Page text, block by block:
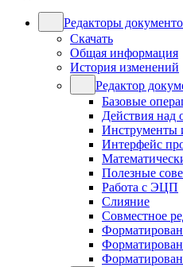
Редакторы
Скачать
Общая информация
История изменений
Редактор
Базовые
Действия над
Инструменты
Интерфейс
Полезные
Работа с ЭЦП
Слияние
Совместное